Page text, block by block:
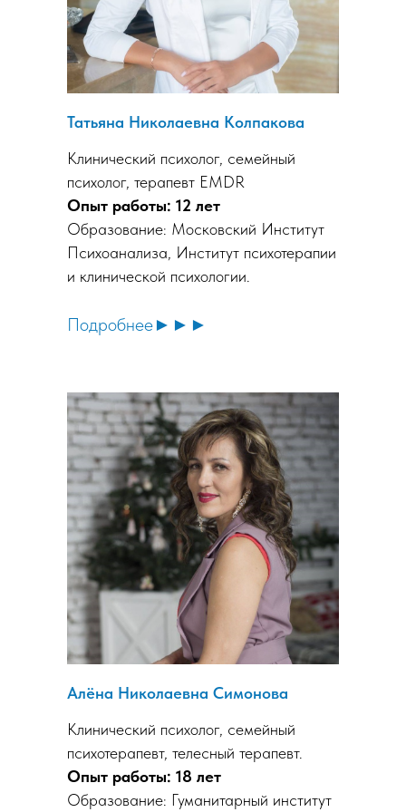
Татьяна Николаевна Колпакова
Клинический психолог, семейный
психолог, терапевт EMDR
Опыт работы: 12 лет
Образование: Московский Институт
Психоанализа, Институт психотерапии
и клинической психологии.
Подробнее►►►
Алёна Николаевна Симонова
Клинический психолог, семейный
психотерапевт, телесный терапевт.
Опыт работы: 18 лет
Образование: Гуманитарный институт